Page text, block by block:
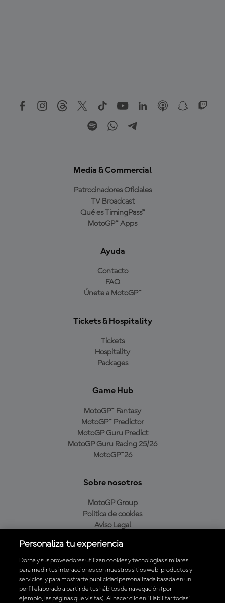
Media & Commercial
Patrocinadores Oficiales
TV Broadcast
Qué es TimingPass™
MotoGP™ Apps
Ayuda
Contacto
FAQ
Únete a MotoGP™
Tickets & Hospitality
Tickets
Hospitality
Packages
Game Hub
MotoGP™ Fantasy
MotoGP™ Predictor
MotoGP Guru Predict
MotoGP Guru Racing 25/26
MotoGP™26
Sobre nosotros
MotoGP Group
Política de cookies
Aviso Legal
Política de compra
Descarga la aplicación oficial de MotoGP™
Personaliza tu experiencia
Dorna y sus proveedores utilizan cookies y tecnologías similares
para medir tus interacciones con nuestros sitios web, productos y
servicios, y para mostrarte publicidad personalizada basada en un
perfil elaborado a partir de tus hábitos de navegación (por
ejemplo, las páginas que visitas). Al hacer clic en "Habilitar todas",